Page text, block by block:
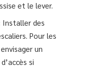
et le lever.
Installer des
Pour les
un
si